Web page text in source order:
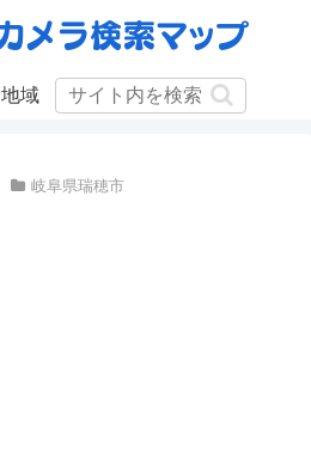
地域
岐阜県瑞穂市